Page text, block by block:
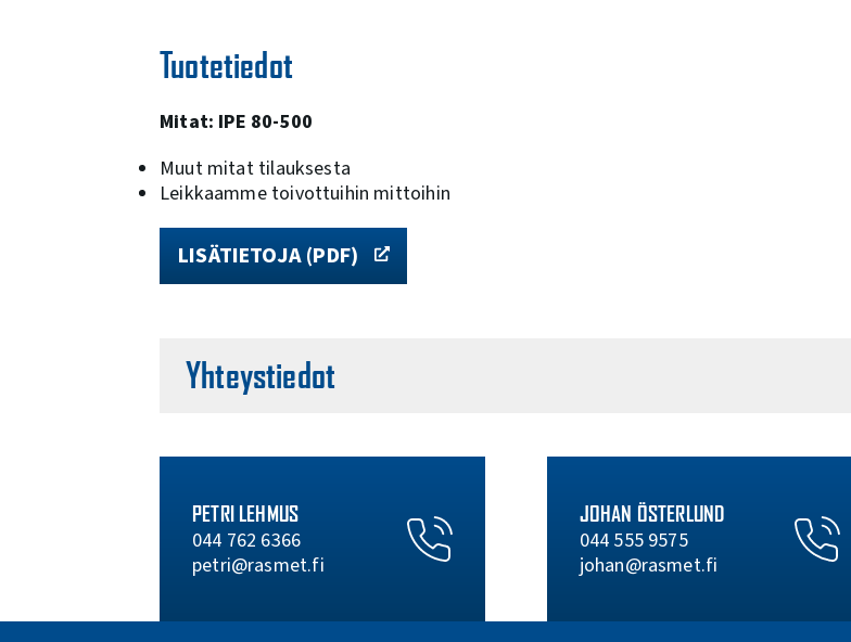
Tuotetiedot
Mitat: IPE 80-500
Muut mitat tilauksesta
Leikkaamme toivottuihin mittoihin
LISÄTIETOJA (PDF)
Yhteystiedot
PETRI LEHMUS
044 762 6366
petri@rasmet.fi
JOHAN ÖSTERLUND
044 555 9575
johan@rasmet.fi